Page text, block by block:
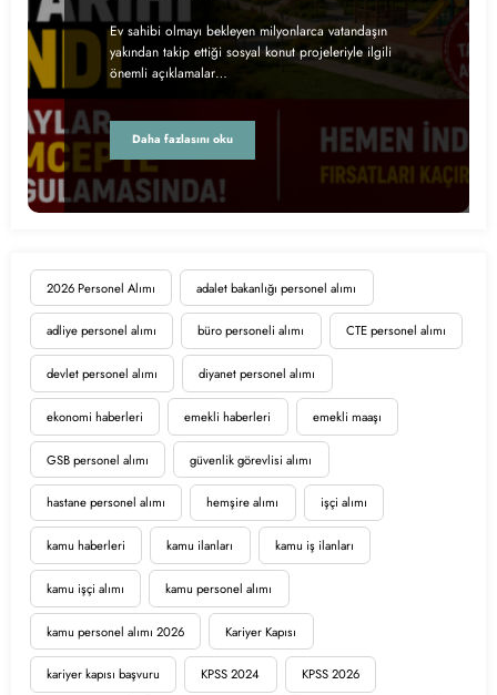
2026 Personel Alımı adalet bakanlığı personel alımı
adliye personel alımı büro personeli alımı CTE personel alımı
devlet personel alımı diyanet personel alımı
ekonomi haberleri emekli haberleri emekli maaşı
GSB personel alımı güvenlik görevlisi alımı
hastane personel alımı hemşire alımı işçi alımı
kamu haberleri kamu ilanları kamu iş ilanları
kamu işçi alımı kamu personel alımı
kamu personel alımı 2026 Kariyer Kapısı
kariyer kapısı başvuru KPSS 2024 KPSS 2026
Ev sahibi olmayı bekleyen milyonlarca vatandaşın
yakından takip ettiği sosyal konut projeleriyle ilgili
önemli açıklamalar…
Daha fazlasını oku